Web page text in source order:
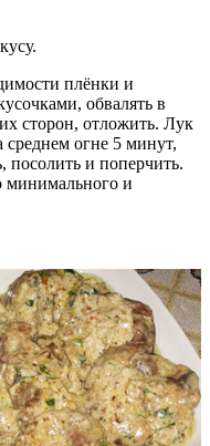
плёнки и
обвалять в
сторон, отложить. Лук
среднем огне 5 минут,
посолить и поперчить.
минимального и